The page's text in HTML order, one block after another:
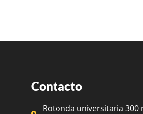
Contacto
Rotonda universitaria 300